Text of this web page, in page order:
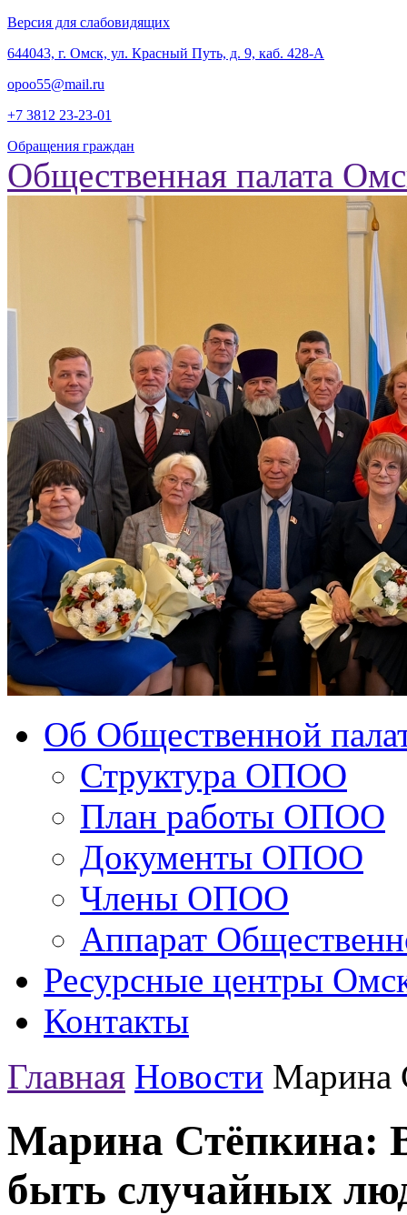
Версия для слабовидящих
‎644043, г. Омск, ул. Красный Путь, д. 9, каб. 428-А
opoo55@mail.ru
+7 3812 23-23-01
Обращения граждан
Общественная палата
Об Общественной
Структура ОПОО
План работы ОПОО
Документы ОПОО
Члены ОПОО
Аппарат
Ресурсные центры
Контакты
Главная Новости Марина
Марина Стёпкина:
быть случайных